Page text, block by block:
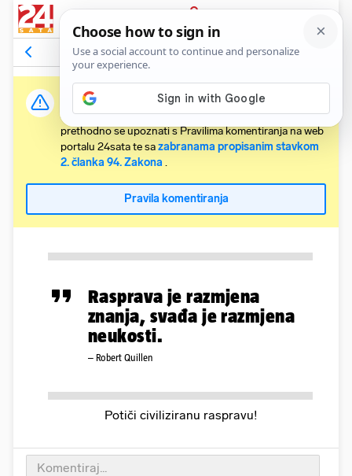
PRIJAVA
Komentari Relevantni
Važna obavijest:
Svaki korisnik koji želi komentirati članke obvezan je
prethodno se upoznati s Pravilima komentiranja na web
portalu 24sata te sazabranama propisanim stavkom
2. članka 94. Zakona .
Pravila komentiranja
Rasprava je razmjena
znanja, svađa je razmjena
neukosti.
– Robert Quillen
Potiči civiliziranu raspravu!